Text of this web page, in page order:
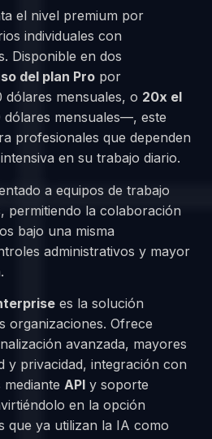
el nivel premium por
individuales con
Disponible en dos
del plan Pro por
dólares mensuales, o 20x el
mensuales—, este
profesionales que dependen
en su trabajo diario.
a equipos de trabajo
permitiendo la colaboración
bajo una misma
administrativos y mayor
es la solución
organizaciones. Ofrece
avanzada, mayores
y privacidad, integración con
medianteAPI y soporte
en la opción
que ya utilizan la IA como